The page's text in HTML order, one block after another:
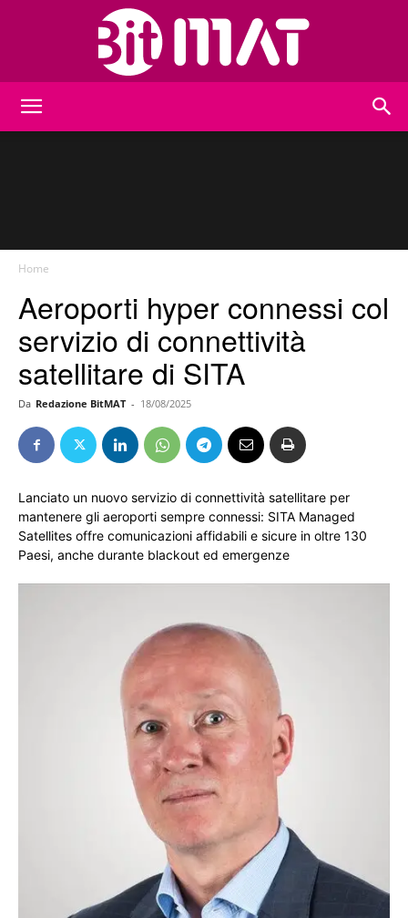
Home
Aeroporti hyper connessi col
servizio di connettività
satellitare di SITA
Da Redazione BitMAT - 18/08/2025
Lanciato un nuovo servizio di connettività satellitare per
mantenere gli aeroporti sempre connessi: SITA Managed
Satellites offre comunicazioni affidabili e sicure in oltre 130
Paesi, anche durante blackout ed emergenze